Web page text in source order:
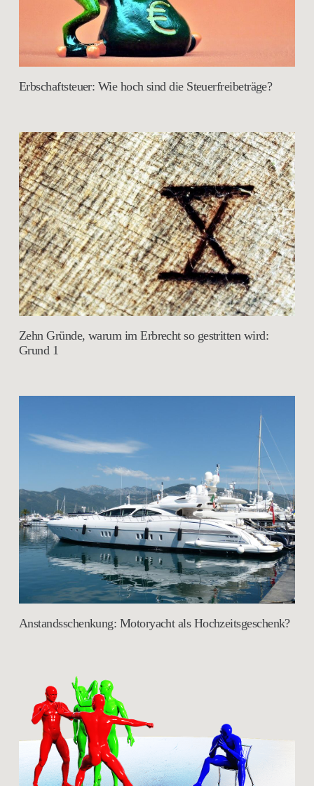
Erbschaftsteuer: Wie hoch sind die Steuerfreibeträge?
Zehn Gründe, warum im Erbrecht so gestritten wird:
Grund 1
Anstandsschenkung: Motoryacht als Hochzeitsgeschenk?